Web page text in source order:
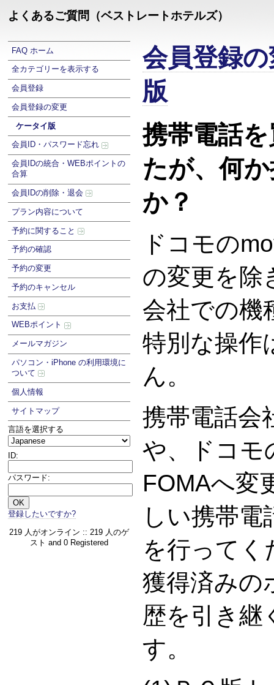
よくあるご質問（ベストレートホテルズ）
FAQ ホーム
全カテゴリーを表示する
会員登録
会員登録の変更
ケータイ版
会員ID・パスワード忘れ
会員IDの統合・WEBポイントの
合算
会員IDの削除・退会
プラン内容について
予約に関すること
予約の確認
予約の変更
予約のキャンセル
お支払
WEBポイント
メールマガジン
パソコン・iPhone の利用環境に
ついて
個人情報
サイトマップ
言語を選択する
ID:
パスワード:
登録したいですか?
219 人がオンライン :: 219 人のゲ
スト and 0 Registered
会員登録
版
携帯電話
たが、何
か？
ドコモの
の変更を除
会社での機
特別な操作
ん。
携帯電話会
や、ドコモ
FOMAへ変
しい携帯電
を行ってく
獲得済みの
歴を引き継
す。